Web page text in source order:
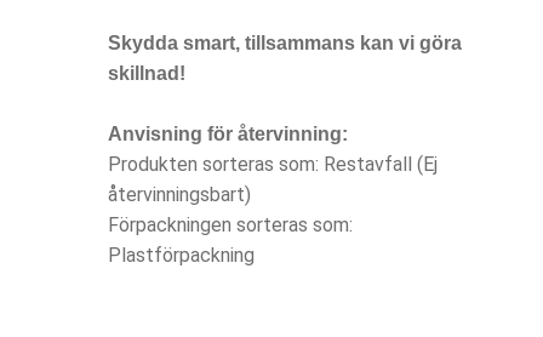
Skydda smart, tillsammans kan vi göra
skillnad!
Anvisning för återvinning:
Produkten sorteras som: Restavfall (Ej
återvinningsbart)
Förpackningen sorteras som:
Plastförpackning